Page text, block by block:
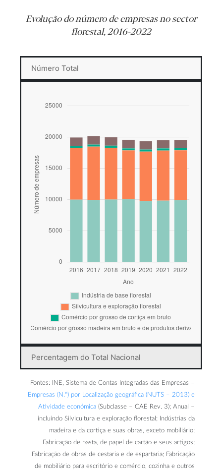
Evolução do número de empresas no sector
florestal, 2016-2022
Número Total
Percentagem do Total Nacional
Fontes: INE, Sistema de Contas Integradas das Empresas –
Empresas (N.º) por Localização geográfica (NUTS – 2013) e
Atividade económica (Subclasse – CAE Rev. 3); Anual –
incluindo Silvicultura e exploração florestal; Indústrias da
madeira e da cortiça e suas obras, exceto mobiliário;
Fabricação de pasta, de papel de cartão e seus artigos;
Fabricação de obras de cestaria e de espartaria; Fabricação
de mobiliário para escritório e comércio, cozinha e outros